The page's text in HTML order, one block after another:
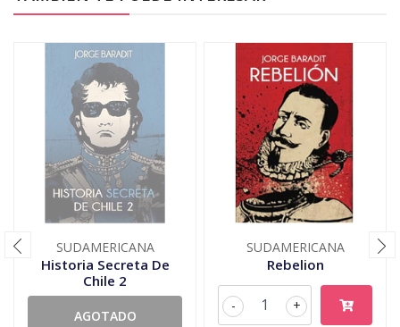
SUDAMERICANA
Historia Secreta De
Chile 2
AGOTADO
SUDAMERICANA
Rebelion
+
-